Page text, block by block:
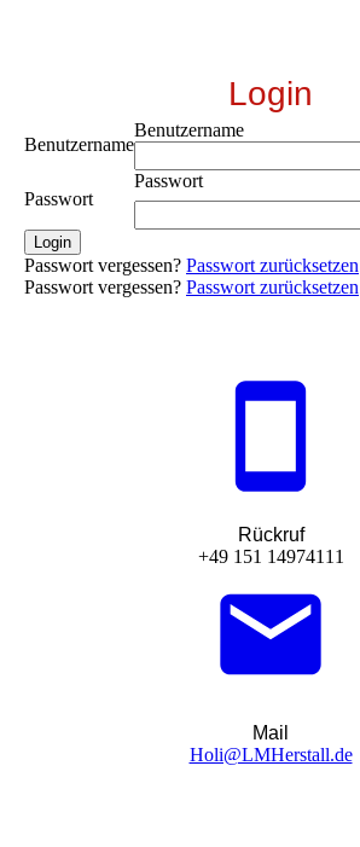
Login
Benutzername
Benutzername
Passwort
Passwort
Login
Passwort vergessen? Passwort zurücksetzen
Passwort vergessen? Passwort zurücksetzen
Rückruf
+49 151 14974111‬
Mail
Holi@LMHerstall.de